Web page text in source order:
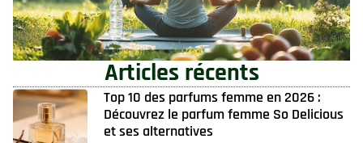
Articles récents
Top 10 des parfums femme en 2026 :
Découvrez le parfum femme So Delicious
et ses alternatives